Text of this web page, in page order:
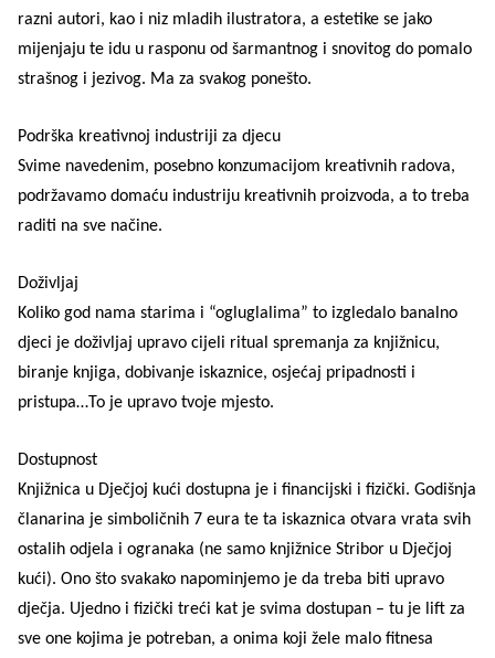
razni autori, kao i niz mladih ilustratora, a estetike se jako
mijenjaju te idu u rasponu od šarmantnog i snovitog do pomalo
strašnog i jezivog. Ma za svakog ponešto.
Podrška kreativnoj industriji za djecu
Svime navedenim, posebno konzumacijom kreativnih radova,
podržavamo domaću industriju kreativnih proizvoda, a to treba
raditi na sve načine.
Doživljaj
Koliko god nama starima i “ogluglalima” to izgledalo banalno
djeci je doživljaj upravo cijeli ritual spremanja za knjižnicu,
biranje knjiga, dobivanje iskaznice, osjećaj pripadnosti i
pristupa…To je upravo tvoje mjesto.
Dostupnost
Knjižnica u Dječjoj kući dostupna je i financijski i fizički. Godišnja
članarina je simboličnih 7 eura te ta iskaznica otvara vrata svih
ostalih odjela i ogranaka (ne samo knjižnice Stribor u Dječjoj
kući). Ono što svakako napominjemo je da treba biti upravo
dječja. Ujedno i fizički treći kat je svima dostupan – tu je lift za
sve one kojima je potreban, a onima koji žele malo fitnesa